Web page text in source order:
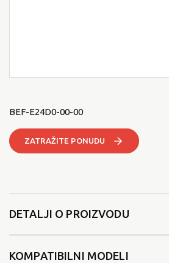
BEF-E24D0-00-00
ZATRAŽITE PONUDU
DETALJI O PROIZVODU
KOMPATIBILNI MODELI